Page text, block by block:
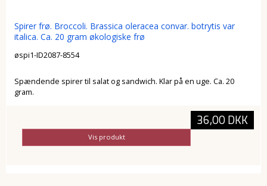
Spirer frø. Broccoli. Brassica oleracea convar. botrytis var
italica. Ca. 20 gram økologiske frø
øspi1-ID2087-8554
Spændende spirer til salat og sandwich. Klar på en uge. Ca. 20
gram.
36,00 DKK
Vis produkt